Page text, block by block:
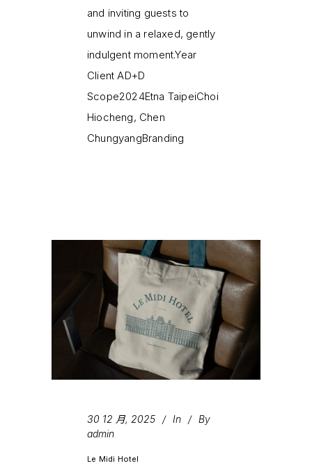
and inviting guests to
unwind in a relaxed, gently
indulgent moment.Year
Client AD+D
Scope2024Etna TaipeiChoi
Hiocheng, Chen
ChungyangBranding
30 12 月, 2025 In
By
admin
Le Midi Hotel